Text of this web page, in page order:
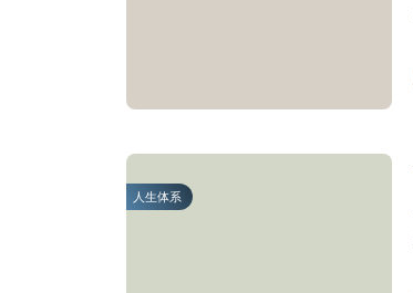
人生体系